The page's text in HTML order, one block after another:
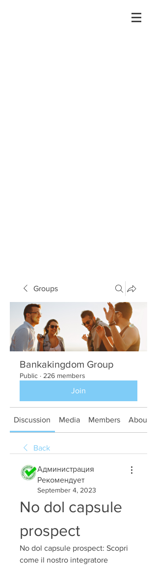
Groups
Bankakingdom Group
Public · 226 members
Join
Discussion Media Members About
Back
Администрация
Рекомендует
September 4, 2023
No dol capsule
prospect
No dol capsule prospect: Scopri
come il nostro integratore